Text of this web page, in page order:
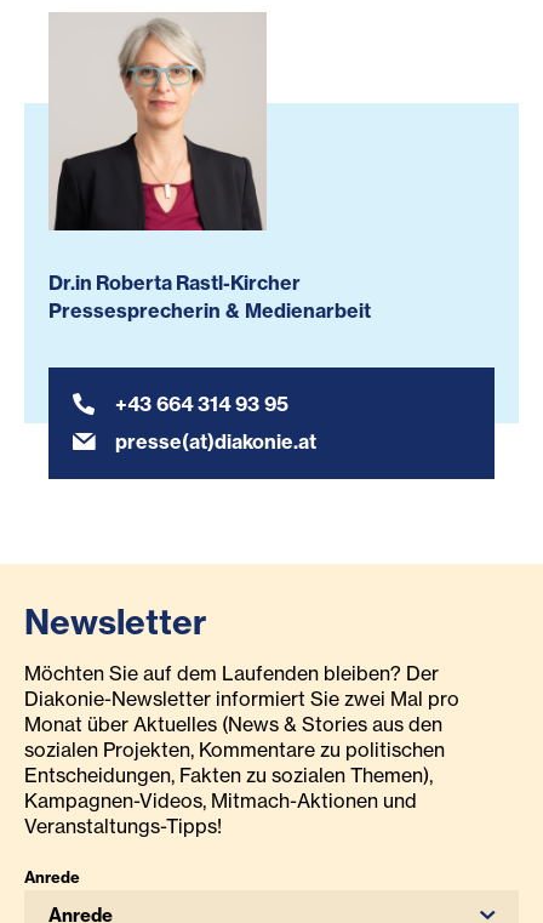
Dr.in Roberta Rastl-Kircher
Pressesprecherin & Medienarbeit
+43 664 314 93 95
presse(at)diakonie.at
Newsletter
Möchten Sie auf dem Laufenden bleiben? Der
Diakonie-Newsletter informiert Sie zwei Mal pro
Monat über Aktuelles (News & Stories aus den
sozialen Projekten, Kommentare zu politischen
Entscheidungen, Fakten zu sozialen Themen),
Kampagnen-Videos, Mitmach-Aktionen und
Veranstaltungs-Tipps!
Anrede
Anrede